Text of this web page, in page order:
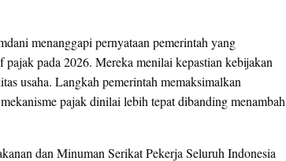
menanggapi pernyataan pemerintah yang
pada 2026. Mereka menilai kepastian kebijakan
usaha. Langkah pemerintah memaksimalkan
pajak dinilai lebih tepat dibanding menambah
dan Minuman Serikat Pekerja Seluruh Indonesia